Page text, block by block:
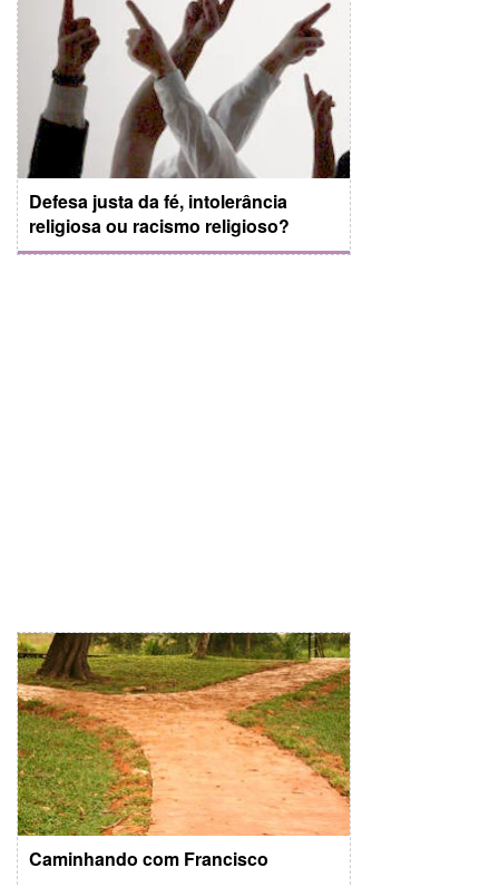
Defesa justa da fé, intolerância
religiosa ou racismo religioso?
Caminhando com Francisco